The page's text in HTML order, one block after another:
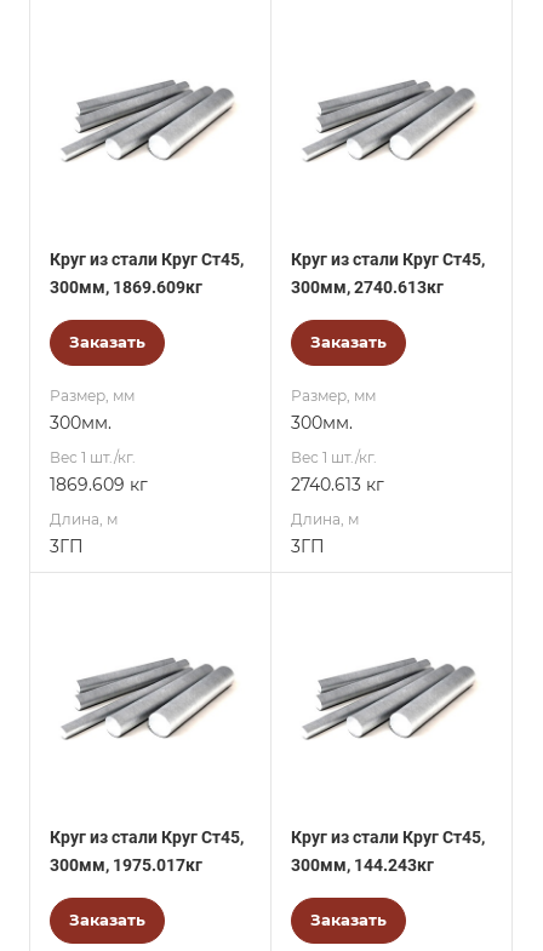
Круг из стали Круг Ст45,
300мм, 1869.609кг
Заказать
Размер, мм
300мм.
Вес 1 шт./кг.
1869.609 кг
Длина, м
3ГП
Круг из стали Круг Ст45,
300мм, 2740.613кг
Заказать
Размер, мм
300мм.
Вес 1 шт./кг.
2740.613 кг
Длина, м
3ГП
Круг из стали Круг Ст45,
300мм, 1975.017кг
Заказать
Круг из стали Круг Ст45,
300мм, 144.243кг
Заказать